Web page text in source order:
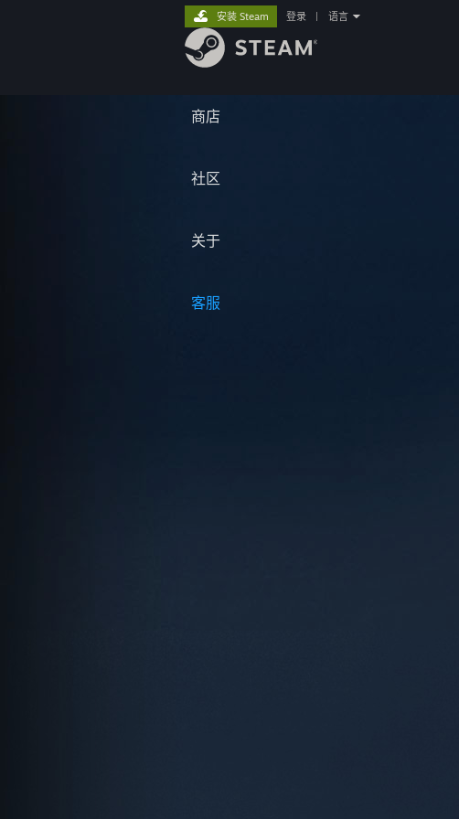
商店
社区
关于
客服
安装 Steam 登录 语言